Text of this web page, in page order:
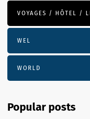
VOYAGES / HÔTEL /
WEL
WORLD
Popular posts